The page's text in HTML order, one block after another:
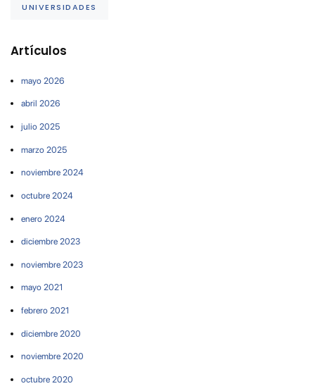
UNIVERSIDADES
Artículos
mayo 2026
abril 2026
julio 2025
marzo 2025
noviembre 2024
octubre 2024
enero 2024
diciembre 2023
noviembre 2023
mayo 2021
febrero 2021
diciembre 2020
noviembre 2020
octubre 2020